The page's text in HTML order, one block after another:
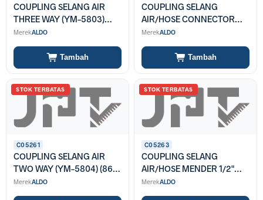
COUPLING SELANG AIR
THREE WAY (YM-5803)
(86-1160-5803)
MerekALDO
Tambah
COUPLING SELANG
AIR/HOSE CONNECTOR
3/4" (YM-5819) (86-1160-
5819)
MerekALDO
Tambah
STOK TERBATAS
C05261
COUPLING SELANG AIR
TWO WAY (YM-5804) (86-
1160-5804)
MerekALDO
STOK TERBATAS
C05263
COUPLING SELANG
AIR/HOSE MENDER 1/2"
(YM-5808) (86-1160-5808)
MerekALDO